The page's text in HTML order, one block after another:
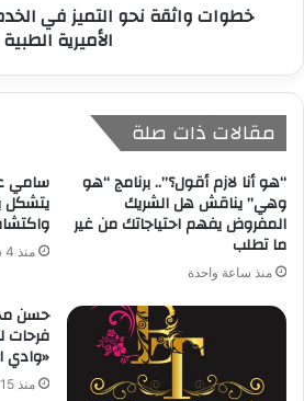
خطوات واثقة نحو التميز في
الأميرية الطبية
مقالات ذات صلة
“هو أنا لازم أقول؟”.. برنامج “هو
وهي” يناقش هل الشريك
المفروض يفهم احتياجاتك من غير
ما تطلب
منذ ساعة واحدة
سامي
يتشكل
منذ 4 ساعات
حسن
فرحات
«وادي
منذ 15 ساعة